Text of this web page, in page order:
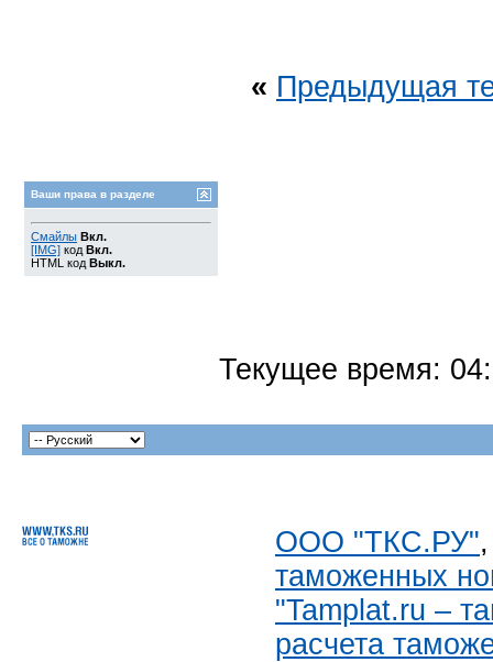
« Предыдущая
Ваши права в разделе
Смайлы Вкл.
[IMG] код Вкл.
HTML код Выкл.
Текущее время:
ООО "ТКС.РУ"
таможенных
"Tamplat.ru –
расчета